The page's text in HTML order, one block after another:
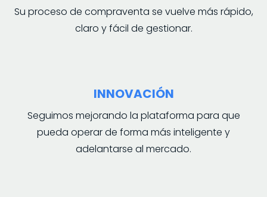
Su proceso de compraventa se vuelve más rápido,
claro y fácil de gestionar.
INNOVACIÓN
Seguimos mejorando la plataforma para que
pueda operar de forma más inteligente y
adelantarse al mercado.